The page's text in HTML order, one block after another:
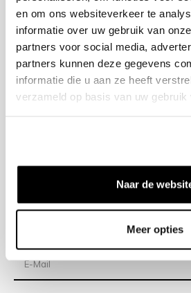
en om ons websiteverkeer te
informatie over uw gebruik van
partners voor social media,
partners kunnen deze gegevens
informatie die u aan ze heeft
verzameld op basis van uw gebruik
Naar de
Meer opties
+31 23 205 2006
info@bruut.nl
Kontakt Formular
Offen bis 18:30
ÖFFNUNGSZEITEN ANZEIGEN
Versand